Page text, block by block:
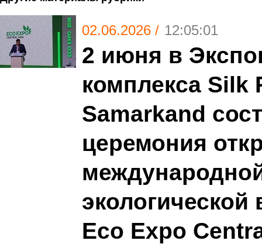
02.06.2026 / 12:05:01
2 июня в
комплекса Silk
Samarkand
церемония
экологической
Eco Expo